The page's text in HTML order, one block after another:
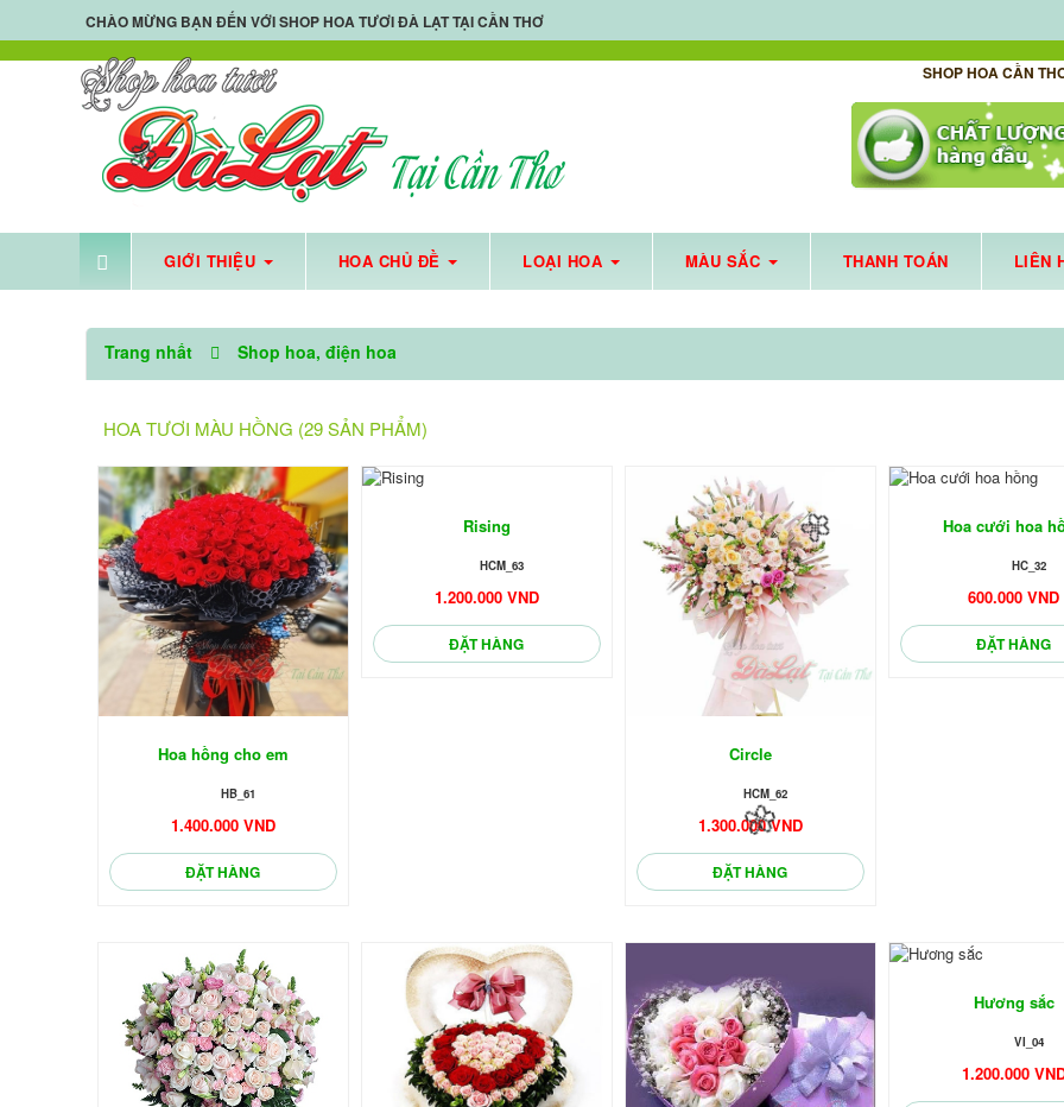
SHOP HOA CẦN
GIỚI THIỆU HOA CHỦ ĐỀ LOẠI HOA MÀU SẮC THANH TOÁN LIÊN
CHÀO MỪNG BẠN ĐẾN VỚISHOP HOA TƯƠI ĐÀ LẠT TẠI CẦN THƠ
Trang nhất Shop hoa, điện hoa
HOA TƯƠI MÀU HỒNG (29 SẢN PHẨM)
Hoa hồng cho em
HB_61
1.400.000 VND
ĐẶT HÀNG
Rising
HCM_63
1.200.000 VND
ĐẶT HÀNG
Circle
HCM_62
1.300.000 VND
ĐẶT HÀNG
Hoa cưới hoa
HC_32
600.000 VND
ĐẶT HÀNG
Hương sắc
VI_04
1.200.000
🌼
🌼